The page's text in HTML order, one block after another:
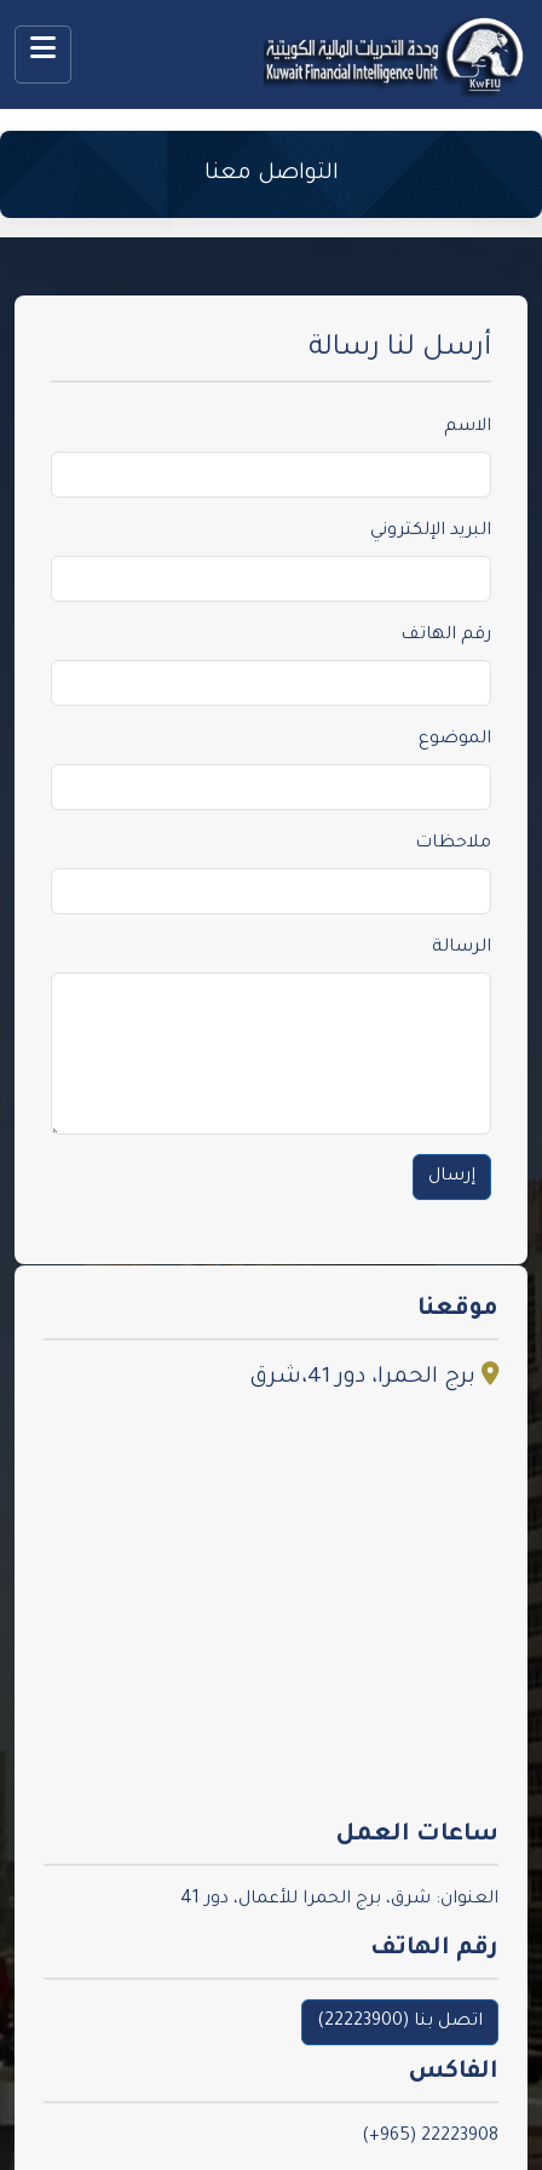
التواصل معنا
أرسل لنا رسالة
الاسم
البريد الإلكتروني
رقم الهاتف
الموضوع
ملاحظات
الرسالة
إرسال
موقعنا
برج الحمرا، دور 41،شرق
ساعات العمل
العنوان: شرق، برج الحمرا للأعمال، دور 41
رقم الهاتف
اتصل بنا (
22223900
)
الفاكس
22223908 (965+)